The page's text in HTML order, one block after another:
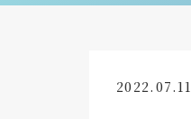
2022.07.11